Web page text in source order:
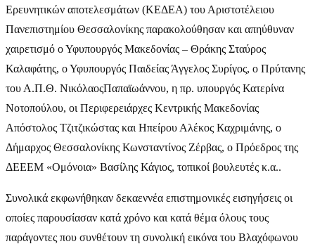
Ερευνητικών αποτελεσμάτων (ΚΕΔΕΑ) του Αριστοτέλειου
Πανεπιστημίου Θεσσαλονίκης παρακολούθησαν και απηύθυναν
χαιρετισμό ο Υφυπουργός Μακεδονίας – Θράκης Σταύρος
Καλαφάτης, ο Υφυπουργός Παιδείας Άγγελος Συρίγος, ο Πρύτανης
του Α.Π.Θ. ΝικόλαοςΠαπαϊωάννου, η πρ. υπουργός Κατερίνα
Νοτοπούλου, οι Περιφερειάρχες Κεντρικής Μακεδονίας
Απόστολος Τζιτζικώστας και Ηπείρου Αλέκος Καχριμάνης, ο
Δήμαρχος Θεσσαλονίκης Κωνσταντίνος Ζέρβας, ο Πρόεδρος της
ΔΕΕΕΜ «Ομόνοια» Βασίλης Κάγιος, τοπικοί βουλευτές κ.α..
Συνολικά εκφωνήθηκαν δεκαεννέα επιστημονικές εισηγήσεις οι
οποίες παρουσίασαν κατά χρόνο και κατά θέμα όλους τους
παράγοντες που συνθέτουν τη συνολική εικόνα του Βλαχόφωνου